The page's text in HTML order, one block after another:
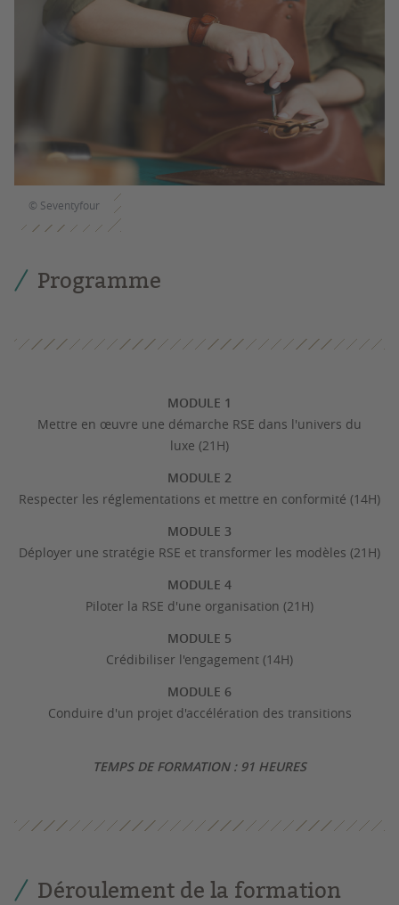
© Seventyfour
Programme
MODULE 1
Mettre en œuvre une démarche RSE dans l'univers du
luxe (21H)
MODULE 2
Respecter les réglementations et mettre en conformité (14H)
MODULE 3
Déployer une stratégie RSE et transformer les modèles (21H)
MODULE 4
Piloter la RSE d'une organisation (21H)
MODULE 5
Crédibiliser l'engagement (14H)
MODULE 6
Conduire d'un projet d'accélération des transitions
TEMPS DE FORMATION : 91 HEURES
Déroulement de la formation